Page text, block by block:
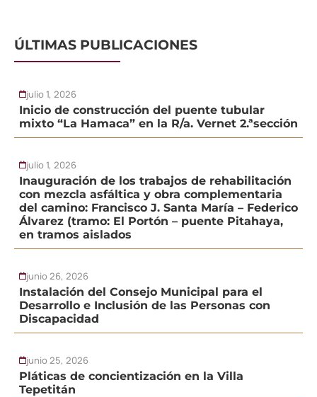
ÚLTIMAS PUBLICACIONES
julio 1, 2026
Inicio de construcción del puente tubular
mixto “La Hamaca” en la R/a. Vernet 2.ªsección
julio 1, 2026
Inauguración de los trabajos de rehabilitación
con mezcla asfáltica y obra complementaria
del camino: Francisco J. Santa María – Federico
Álvarez (tramo: El Portón – puente Pitahaya,
en tramos aislados
junio 26, 2026
Instalación del Consejo Municipal para el
Desarrollo e Inclusión de las Personas con
Discapacidad
junio 25, 2026
Pláticas de concientización en la Villa
Tepetitán